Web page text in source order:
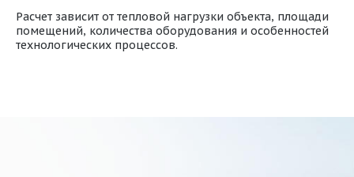
Расчет зависит от тепловой нагрузки объекта, площади
помещений, количества оборудования и особенностей
технологических процессов.